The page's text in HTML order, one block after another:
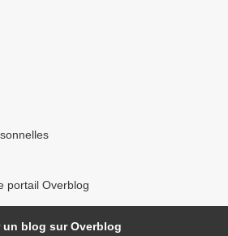
portail Overblog
un blog sur Overblog